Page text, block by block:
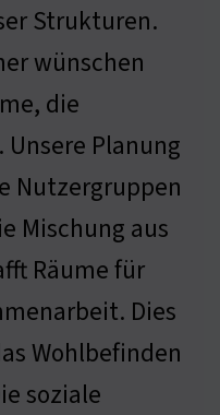
Strukturen.
wünschen
die
Planung
Nutzergruppen
Mischung aus
Räume für
Dies
Wohlbefinden
soziale